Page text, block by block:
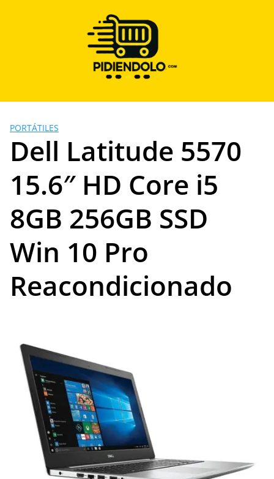
PORTÁTILES
Dell Latitude 5570
15.6″ HD Core i5
8GB 256GB SSD
Win 10 Pro
Reacondicionado